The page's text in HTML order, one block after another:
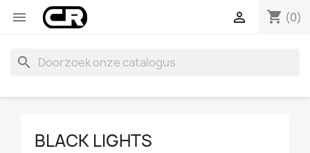
 shopping_cart (0)

search
BLACK LIGHTS